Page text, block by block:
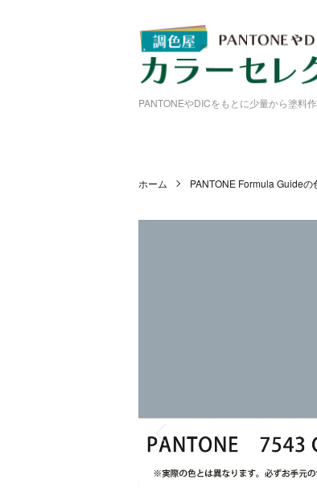
PANTONEやDICをもとに少量から塗料
ホーム PANTONE Formula Guide